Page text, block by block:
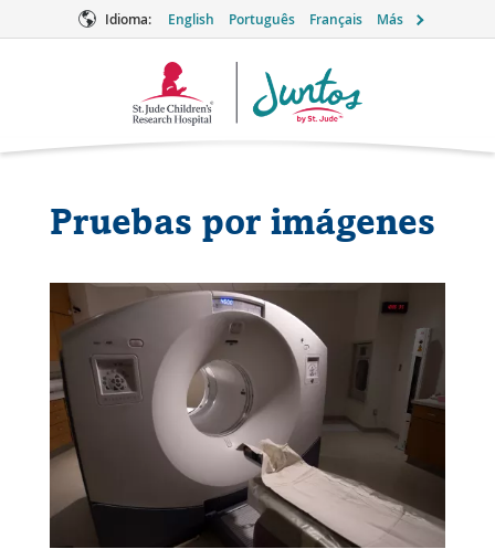
Idioma: English Português Français Más
Logotipo
Pruebas por imágenes